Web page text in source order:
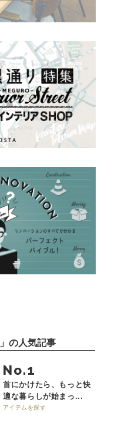
」の人気記事
No.
首にかけたら、もっと快
適な暮らしが始まっ...
アイテムを探す